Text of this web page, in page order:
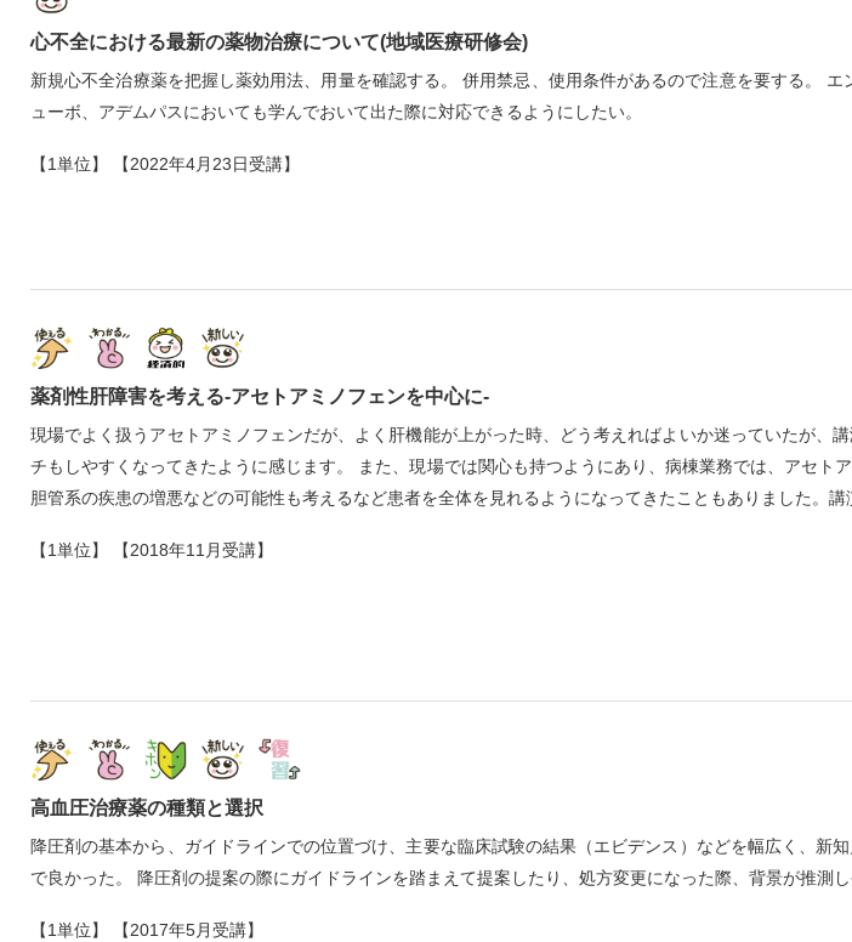
心不全における最新の薬物治療について(地域医療研修会)
新規心不全治療薬を把握し薬効用法、用量を確認する。 併用禁忌、使用条件があるので注意を要する。
ューボ、アデムパスにおいても学んでおいて出た際に対応できるようにしたい。
【1単位】 【2022年4月23日受講】
薬剤性肝障害を考える‐アセトアミノフェンを中心に‐
現場でよく扱うアセトアミノフェンだが、よく肝機能が上がった時、どう考えればよいか迷っていたが
チもしやすくなってきたように感じます。 また、現場では関心も持つようにあり、病棟業務では、アセ
胆管系の疾患の増悪などの可能性も考えるなど患者を全体を見れるようになってきたこともありました。
【1単位】 【2018年11月受講】
高血圧治療薬の種類と選択
降圧剤の基本から、ガイドラインでの位置づけ、主要な臨床試験の結果（エビデンス）などを幅広く、
で良かった。 降圧剤の提案の際にガイドラインを踏まえて提案したり、処方変更になった際、背景が推測
【1単位】 【2017年5月受講】